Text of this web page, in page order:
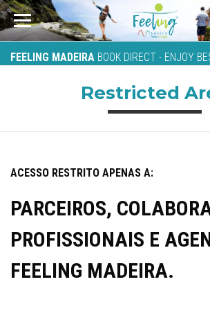
FEELING MADEIRA BOOK DIRECT - ENJOY
Restricted
ACESSO RESTRITO APENAS A:
PARCEIROS,
PROFISSIONAIS E
FEELING MADEIRA.